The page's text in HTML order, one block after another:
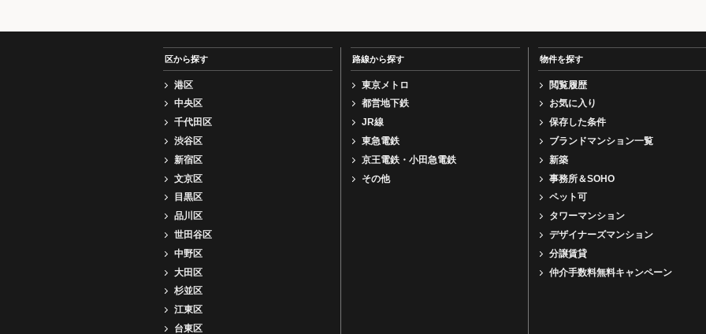
区から探す
港区
中央区
千代田区
渋谷区
新宿区
文京区
目黒区
品川区
世田谷区
中野区
大田区
杉並区
江東区
台東区
路線から探す
東京メトロ
都営地下鉄
JR線
東急電鉄
京王電鉄・小田急電鉄
その他
物件を探す
閲覧履歴
お気に入り
保存した条件
ブランドマンション一覧
新築
事務所＆SOHO
ペット可
タワーマンション
デザイナーズマンション
分譲賃貸
仲介手数料無料キャンペーン